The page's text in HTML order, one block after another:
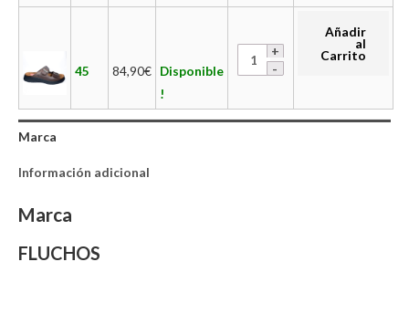
45 84,90€ Disponible
!
Añadir
al
Carrito
Marca
Información adicional
Marca
FLUCHOS